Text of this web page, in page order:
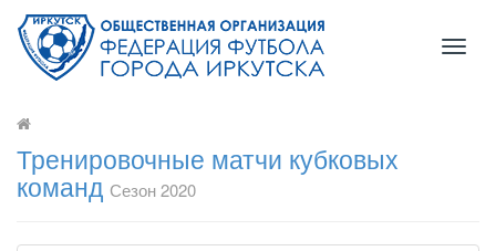
Тренировочные матчи кубковых
команд Сезон 2020